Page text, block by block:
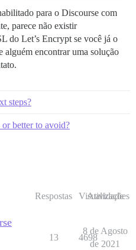
para o Discourse com
parece não existir
do Let’s Encrypt se você já o
alguém encontrar uma solução
steps?
better to avoid?
Respostas Visualizações
Atividade
13 4698
8 de Agosto
de 2021